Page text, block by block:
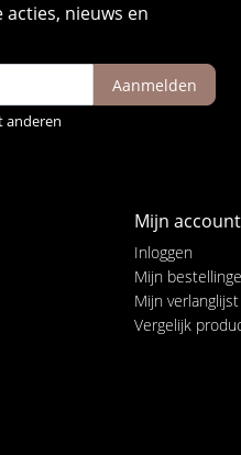
nieuws en
Aanmelden
anderen
Mijn account
Inloggen
Mijn
Mijn verlanglijst
Vergelijk